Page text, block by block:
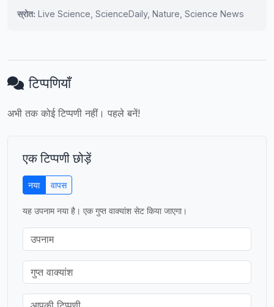
स्रोत: Live Science, ScienceDaily, Nature, Science News
टिप्पणियाँ
अभी तक कोई टिप्पणी नहीं। पहले बनें!
एक टिप्पणी छोड़ें
नया वापस
यह उपनाम नया है। एक गुप्त वाक्यांश सेट किया जाएगा।